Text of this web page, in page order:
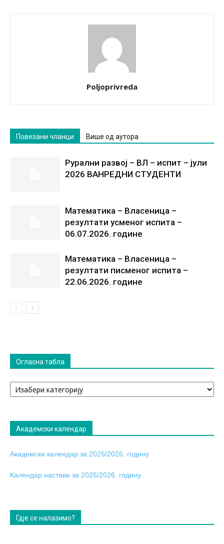
Poljoprivreda
Повезани чланци Више од аутора
Рурални развој – ВЛ – испит – јули
2026 ВАНРЕДНИ СТУДЕНТИ
Математика – Власеница –
резултати усменог испита –
06.07.2026. године
Математика – Власеница –
резултати писменог испита –
22.06.2026. године
Огласна табла
Огласна
табла
Академски календар
Академски календар за 2025/2026. годину
Календар наставе за 2025/2026. годину
Гдје се налазимо?